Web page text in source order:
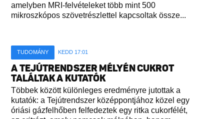
amelyben MRI-felvételeket több mint 500
mikroszkópos szövetrészlettel kapcsoltak össze...
TUDOMÁNY KEDD 17:01
A TEJÚTRENDSZER MÉLYÉN CUKROT
TALÁLTAK A KUTATÓK
Többek között különleges eredményre jutottak a
kutatók: a Tejútrendszer középpontjához közel egy
óriási gázfelhőben felfedeztek egy ritka cukorfélét,